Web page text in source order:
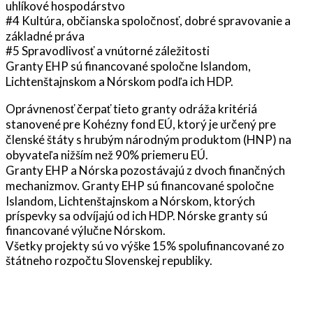
uhlíkové hospodárstvo
#4 Kultúra, občianska spoločnosť, dobré spravovanie a
základné práva
#5 Spravodlivosť a vnútorné záležitosti
Granty EHP sú financované spoločne Islandom,
Lichtenštajnskom a Nórskom podľa ich HDP.
Oprávnenosť čerpať tieto granty odráža kritériá
stanovené pre Kohézny fond EÚ, ktorý je určený pre
členské štáty s hrubým národným produktom (HNP) na
obyvateľa nižším než 90% priemeru EÚ.
Granty EHP a Nórska pozostávajú z dvoch finančných
mechanizmov. Granty EHP sú financované spoločne
Islandom, Lichtenštajnskom a Nórskom, ktorých
príspevky sa odvíjajú od ich HDP. Nórske granty sú
financované výlučne Nórskom.
Všetky projekty sú vo výške 15% spolufinancované zo
štátneho rozpočtu Slovenskej republiky.